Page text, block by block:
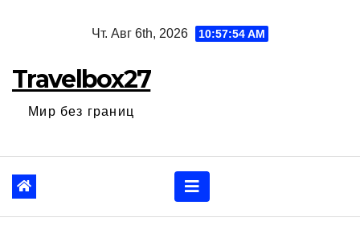
Чт. Авг 6th, 2026 10:57:55 AM
Travelbox27
Мир без границ